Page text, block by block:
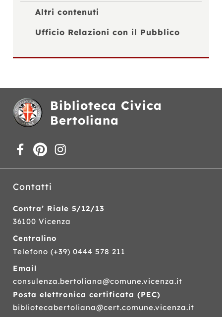
Altri contenuti
Ufficio Relazioni con il Pubblico
Biblioteca Civica
Bertoliana
Contatti
Contra’ Riale 5/12/13
36100 Vicenza
Centralino
Telefono(+39) 0444 578 211
Email
consulenza.bertoliana@comune.vicenza.it
Posta elettronica certificata (PEC)
bibliotecabertoliana@cert.comune.vicenza.it